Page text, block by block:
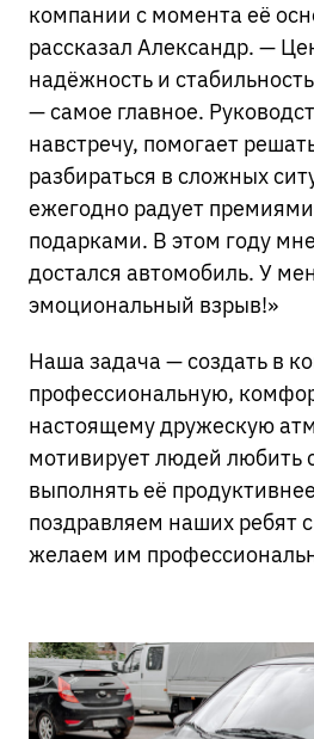
компании с момента её
рассказал Александр. —
надёжность и
— самое главное.
навстречу, помогает
разбираться в сложных
ежегодно радует
подарками. В этом году
достался автомобиль. У
эмоциональный взрыв!»
Наша задача — создать в
профессиональную,
настоящему дружескую
мотивирует людей любить
выполнять её
поздравляем наших ребят
желаем им